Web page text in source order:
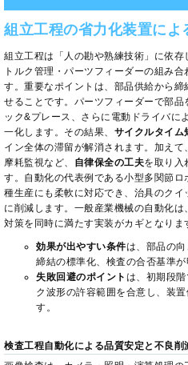
組立工程の省力化装置によ
組立工程は「人の勘や熟練技術」に依存
トルク管理・パーツフィーダーの組み
す。重要なポイントは、部品供給から
せることです。パーツフィーダーで部
ック&プレース、さらに電動ドライバに
一化します。その結果、 サイクルタイム
イン全体の滞留が解消されます。加え
摩耗監視など、
自律保全の工夫を取り入
す。自動化の代表例である小型多関節
種生産にも柔軟に対応でき、治具のク
に削減します。一般産業機械の自動化は
対策を同時に満たす実装がカギとなりま
効果が出やすい条件は、部品の
締結の標準化、検査の合否基準
失敗回避のポイント は、初期段
ク波形の許容範囲を合意し、装
す。
検査工程自動化による品質安定と不良削